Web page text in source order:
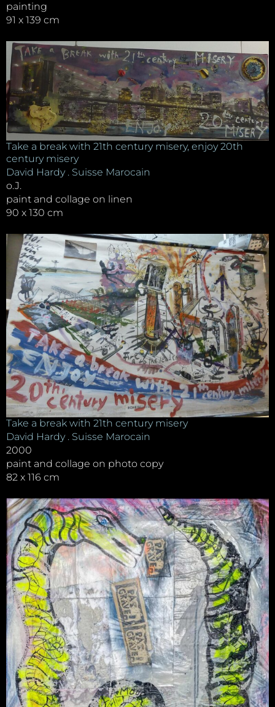
painting
91 x 139 cm
Take a break with 21th century misery, enjoy 20th
century misery
David Hardy . Suisse Marocain
o.J.
paint and collage on linen
90 x 130 cm
Take a break with 21th century misery
David Hardy . Suisse Marocain
2000
paint and collage on photo copy
82 x 116 cm